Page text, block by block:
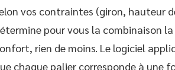
vos contraintes (giron, hauteur
pour vous la combinaison
rien de moins. Le logiciel
chaque palier corresponde à une